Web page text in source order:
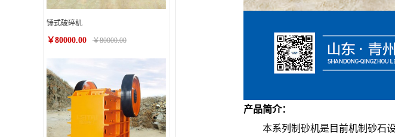
锤式破碎机
￥80000.00 ￥80000.00
产品简介：
本系列制砂机是目前机制砂石设